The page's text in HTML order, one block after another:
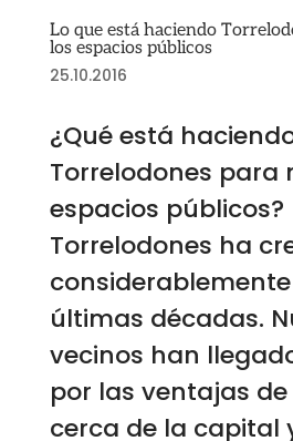
Lo que está haciendo
los espacios públicos
25.10.2016
¿Qué está
Torrelodones para
espacios públicos?
Torrelodones ha
últimas décadas.
vecinos han
por las ventajas
cerca de la capital